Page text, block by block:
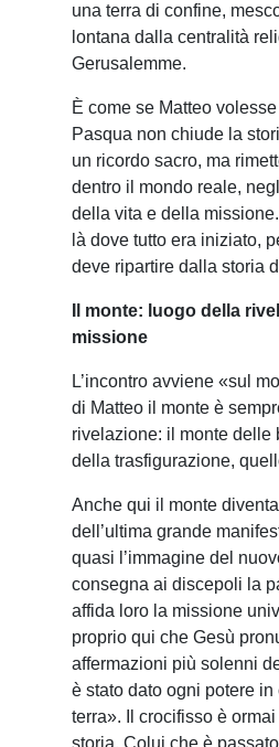
una terra di confine,
lontana dalla centralità
Gerusalemme.
È come se Matteo
Pasqua non chiude la
un ricordo sacro, ma
dentro il mondo reale,
della vita e della
là dove tutto era iniziato,
deve ripartire dalla storia
Il monte: luogo della
missione
L’incontro avviene «sul
di Matteo il monte è
rivelazione: il monte delle
della trasfigurazione,
Anche qui il monte
dell’ultima grande
quasi l’immagine del
consegna ai discepoli la
affida loro la missione
proprio qui che Gesù
affermazioni più solenni
è stato dato ogni potere
terra». Il crocifisso è